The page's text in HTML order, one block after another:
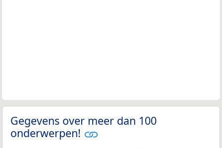
Gegevens over meer dan 100
onderwerpen!